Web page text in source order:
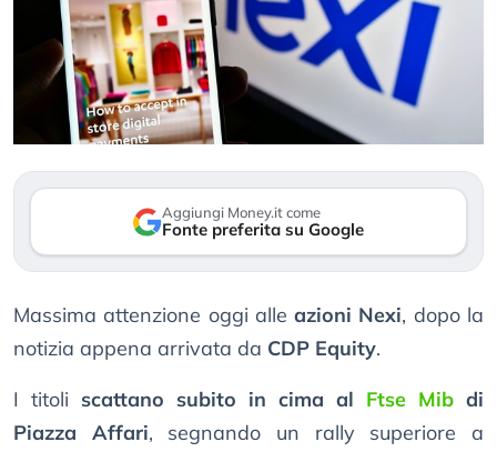
Aggiungi Money.it come
Fonte preferita su Google
Massima attenzione oggi alleazioni Nexi, dopo la
notizia appena arrivata da CDP Equity.
I titoli scattano subito in cima al Ftse Mib di
Piazza Affari, segnando un rally superiore a